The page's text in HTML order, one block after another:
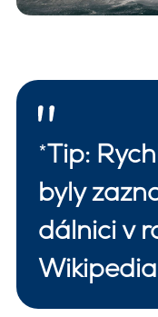
*Tip:
byly
dálnici v
Wikipedia